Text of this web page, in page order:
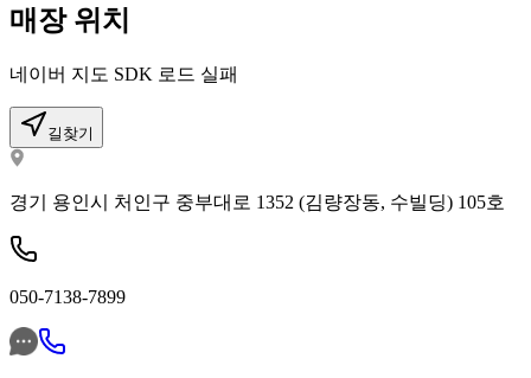
매장 위치
네이버 지도 SDK 로드 실패
길찾기
경기 용인시 처인구 중부대로 1352 (김량장동, 수빌딩) 105호
050-7138-7899